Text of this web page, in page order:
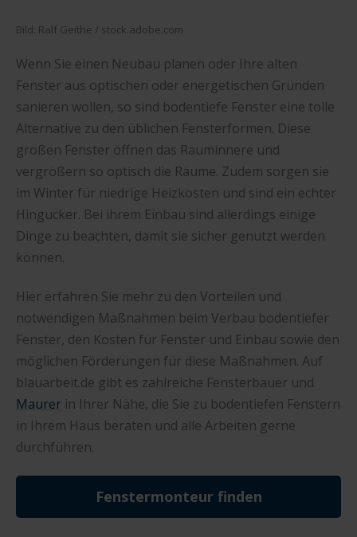
Bild: Ralf Geithe / stock.adobe.com
Wenn Sie einen Neubau planen oder Ihre alten
Fenster aus optischen oder energetischen Gründen
sanieren wollen, so sind bodentiefe Fenster eine tolle
Alternative zu den üblichen Fensterformen. Diese
großen Fenster öffnen das Rauminnere und
vergrößern so optisch die Räume. Zudem sorgen sie
im Winter für niedrige Heizkosten und sind ein echter
Hingucker. Bei ihrem Einbau sind allerdings einige
Dinge zu beachten, damit sie sicher genutzt werden
können.
Hier erfahren Sie mehr zu den Vorteilen und
notwendigen Maßnahmen beim Verbau bodentiefer
Fenster, den Kosten für Fenster und Einbau sowie den
möglichen Förderungen für diese Maßnahmen. Auf
blauarbeit.de gibt es zahlreiche Fensterbauer und
Maurer in Ihrer Nähe, die Sie zu bodentiefen Fenstern
in Ihrem Haus beraten und alle Arbeiten gerne
durchführen.
Fenstermonteur finden